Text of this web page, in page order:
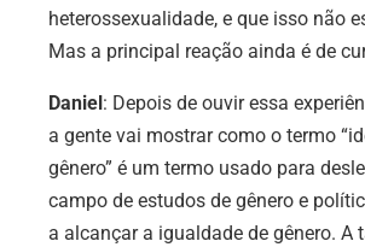
heterossexualidade, e que isso não
Mas a principal reação ainda é de
Daniel : Depois de ouvir essa
a gente vai mostrar como o termo
gênero” é um termo usado para
campo de estudos de gênero e
a alcançar a igualdade de gênero. A